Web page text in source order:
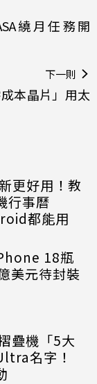
繞月任務開
下一則
本晶片」用太
更好用！教
行事曆
都能用
18瓶
美元待封裝
疊機「5大
名字！